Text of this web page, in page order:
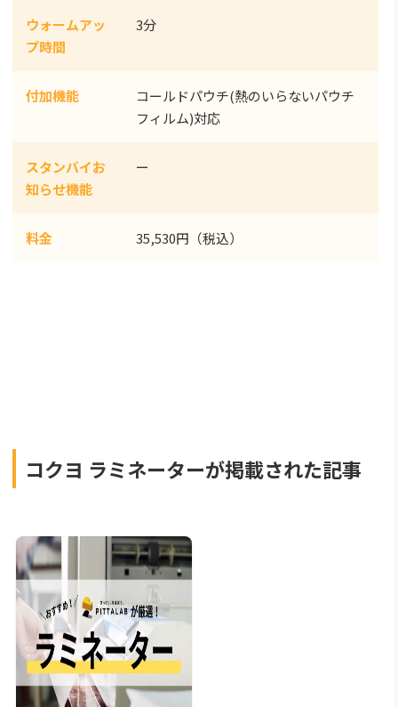
ウォームアッ
プ時間
3分
付加機能
コールドパウチ(熱のいらないパウチ
フィルム)対応
スタンバイお
知らせ機能
ー
料金 35,530円（税込）
コクヨ ラミネーターが掲載された記事